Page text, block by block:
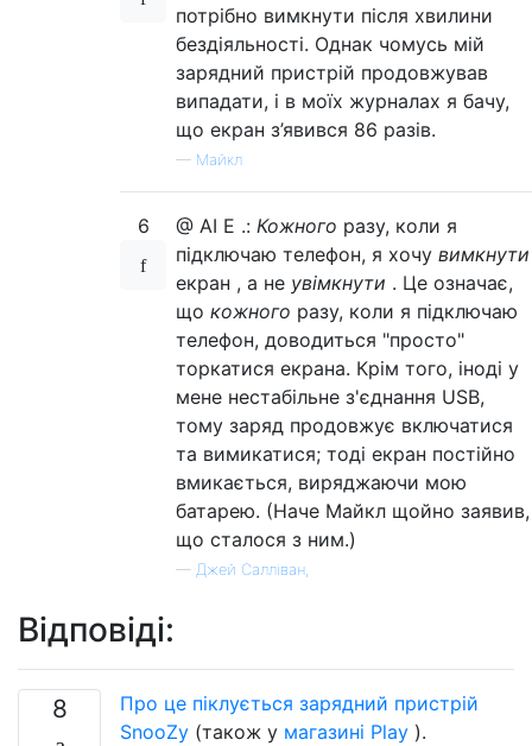
потрібно вимкнути після хвилини
бездіяльності. Однак чомусь мій
зарядний пристрій продовжував
випадати, і в моїх журналах я бачу,
що екран з’явився 86 разів.
— Майкл
6 @ AI E .: Кожного разу, коли я
підключаю телефон, я хочу вимкнути
екран , а не увімкнути . Це означає,
що кожного разу, коли я підключаю
телефон, доводиться "просто"
торкатися екрана. Крім того, іноді у
мене нестабільне з'єднання USB,
тому заряд продовжує включатися
та вимикатися; тоді екран постійно
вмикається, виряджаючи мою
батарею. (Наче Майкл щойно заявив,
що сталося з ним.)
— Джей Салліван,
Відповіді:
8
Про це піклується зарядний пристрій
SnooZy (також у магазині Play ).